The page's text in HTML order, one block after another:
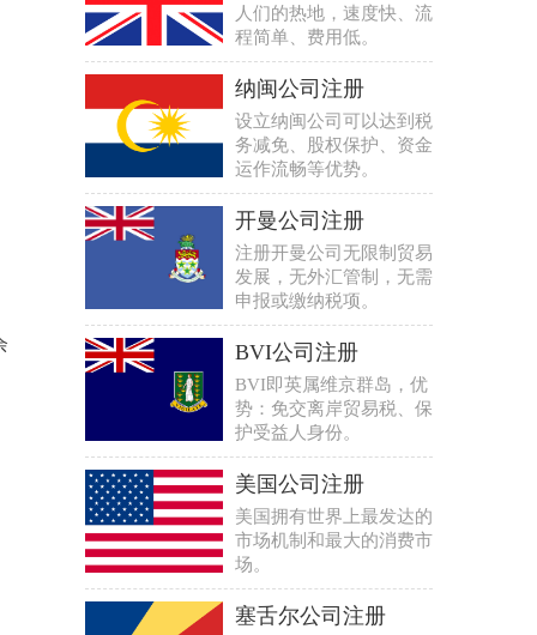
人们的热地，速度快、流
程简单、费用低。
纳闽公司注册
设立纳闽公司可以达到税
务减免、股权保护、资金
运作流畅等优势。
开曼公司注册
注册开曼公司无限制贸易
发展，无外汇管制，无需
申报或缴纳税项。
BVI公司注册
BVI即英属维京群岛，优
势：免交离岸贸易税、保
护受益人身份。
美国公司注册
美国拥有世界上最发达的
市场机制和最大的消费市
场。
塞舌尔公司注册